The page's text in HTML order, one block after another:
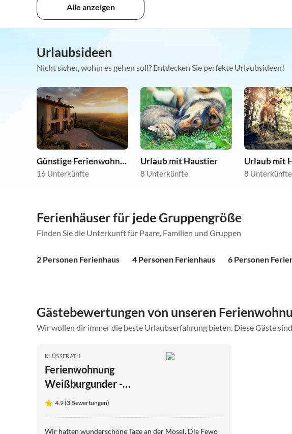
Alle anzeigen
Urlaubsideen
Nicht sicher, wohin es gehen soll? Entdecken Sie perfekte Urlaubsideen!
Günstige Ferienwohnungen
16 Unterkünfte
Urlaub mit Haustier
8 Unterkünfte
Urlaub mit
8 Unterkünfte
Ferienhäuser für jede Gruppengröße
Finden Sie die Unterkunft für Paare, Familien und Gruppen
2 Personen Ferienhaus 4 Personen Ferienhaus 6 Personen
Gästebewertungen von unseren
Wir wollen dir immer die beste Urlaubserfahrung bieten. Diese Gäste
KLÜSSERATH
Ferienwohnung
Weißburgunder -
Weingut Zur Burg
4.9 (3 Bewertungen)
Wir hatten wunderschöne Tage an der Mosel. Die Fewo